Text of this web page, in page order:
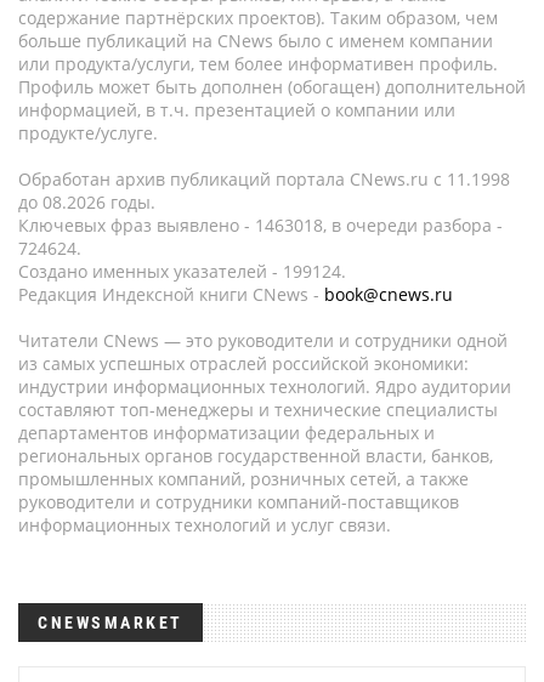
содержание партнёрских проектов). Таким образом, чем
больше публикаций на CNews было с именем компании
или продукта/услуги, тем более информативен профиль.
Профиль может быть дополнен (обогащен) дополнительной
информацией, в т.ч. презентацией о компании или
продукте/услуге.
Обработан архив публикаций портала CNews.ru c 11.1998
до 08.2026 годы.
Ключевых фраз выявлено - 1463018, в очереди разбора -
724624.
Создано именных указателей - 199124.
Редакция Индексной книги CNews - book@cnews.ru
Читатели CNews — это руководители и сотрудники одной
из самых успешных отраслей российской экономики:
индустрии информационных технологий. Ядро аудитории
составляют топ-менеджеры и технические специалисты
департаментов информатизации федеральных и
региональных органов государственной власти, банков,
промышленных компаний, розничных сетей, а также
руководители и сотрудники компаний-поставщиков
информационных технологий и услуг связи.
CNEWSMARKET